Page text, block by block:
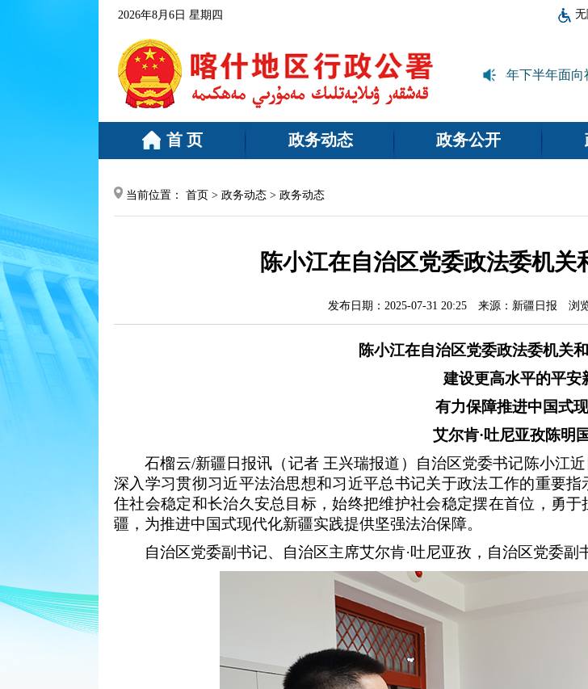
2026年8月6日 星期四
行关于规范使用“征信”“信用评级”字样的提示 [2026-08-05] 新疆维吾尔自治区2025年下半年面向
首 页 政务动态 政务公开
当前位置： 首页 > 政务动态 > 政务动态
陈小江在自治区党委政法委机
发布日期：2025-07-31 20:25 来源：新疆日报 浏
陈小江在自治区党委政法委机关
建设更高水平的平安
有力保障推进中国式现
艾尔肯·吐尼亚孜陈明
石榴云/新疆日报讯（记者 王兴瑞报道）自治区党委书记陈小江
深入学习贯彻习近平法治思想和习近平总书记关于政法工作的重要
住社会稳定和长治久安总目标，始终把维护社会稳定摆在首位，勇
疆，为推进中国式现代化新疆实践提供坚强法治保障。
自治区党委副书记、自治区主席艾尔肯·吐尼亚孜，自治区党委副